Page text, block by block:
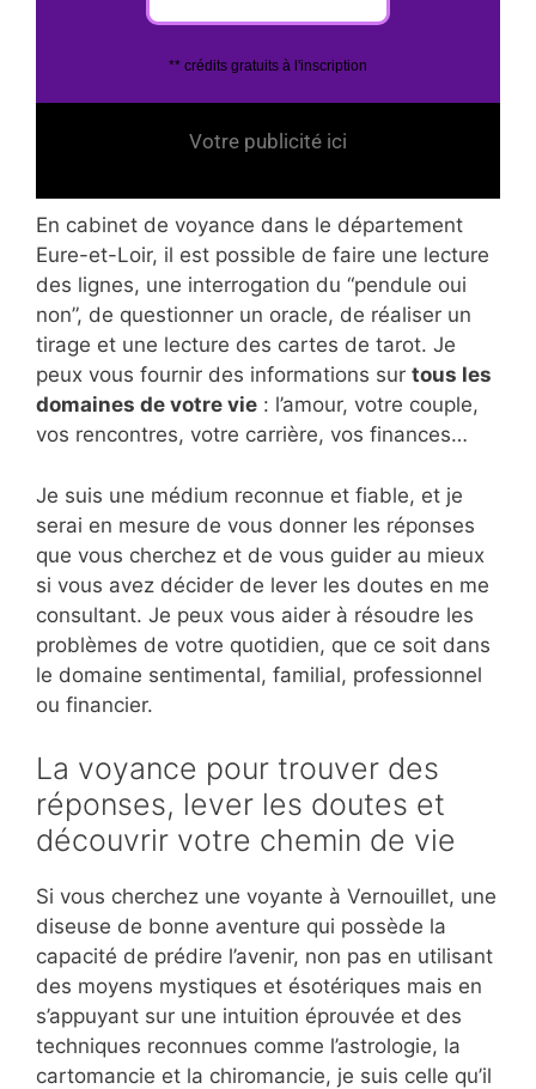
** crédits gratuits à l'inscription
Votre publicité ici
En cabinet de voyance dans le département
Eure-et-Loir, il est possible de faire une lecture
des lignes, une interrogation du “pendule oui
non”, de questionner un oracle, de réaliser un
tirage et une lecture des cartes de tarot. Je
peux vous fournir des informations sur tous les
domaines de votre vie : l’amour, votre couple,
vos rencontres, votre carrière, vos finances…
Je suis une médium reconnue et fiable, et je
serai en mesure de vous donner les réponses
que vous cherchez et de vous guider au mieux
si vous avez décider de lever les doutes en me
consultant. Je peux vous aider à résoudre les
problèmes de votre quotidien, que ce soit dans
le domaine sentimental, familial, professionnel
ou financier.
La voyance pour trouver des
réponses, lever les doutes et
découvrir votre chemin de vie
Si vous cherchez une voyante à Vernouillet, une
diseuse de bonne aventure qui possède la
capacité de prédire l’avenir, non pas en utilisant
des moyens mystiques et ésotériques mais en
s’appuyant sur une intuition éprouvée et des
techniques reconnues comme l’astrologie, la
cartomancie et la chiromancie, je suis celle qu’il